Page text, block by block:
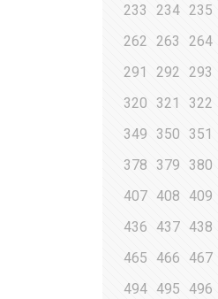
233
234 235
262
263 264
291
292 293
320
321 322
349
350 351
378
379 380
407 408 409
436
437 438
465
466 467
494 495 496